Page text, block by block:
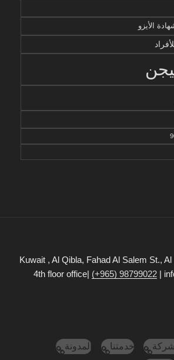
الأيزو
Kuwait , Al Qibla, Fahad Al Salem St.,
4th floor office| (+965) 98799022 |
خدمتنا المدونة